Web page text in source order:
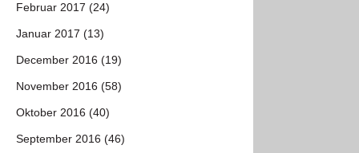
Februar 2017 (24)
Januar 2017 (13)
December 2016 (19)
November 2016 (58)
Oktober 2016 (40)
September 2016 (46)